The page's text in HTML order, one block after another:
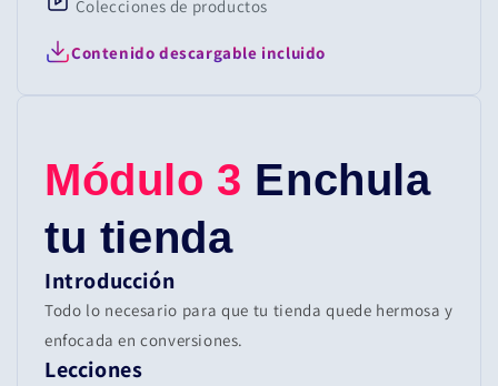
Colecciones de productos
Contenido descargable incluido
Módulo 3 Enchula
tu tienda
Introducción
Todo lo necesario para que tu tienda quede hermosa y
enfocada en conversiones.
Lecciones